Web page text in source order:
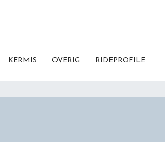
KERMIS OVERIG RIDEPROFILE